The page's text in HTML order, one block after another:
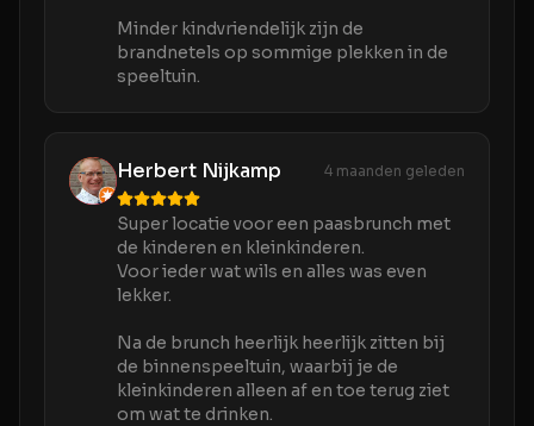
Minder kindvriendelijk zijn de
brandnetels op sommige plekken in de
speeltuin.
Herbert Nijkamp 4 maanden geleden
Super locatie voor een paasbrunch met
de kinderen en kleinkinderen.
Voor ieder wat wils en alles was even
lekker.
Na de brunch heerlijk heerlijk zitten bij
de binnenspeeltuin, waarbij je de
kleinkinderen alleen af en toe terug ziet
om wat te drinken.